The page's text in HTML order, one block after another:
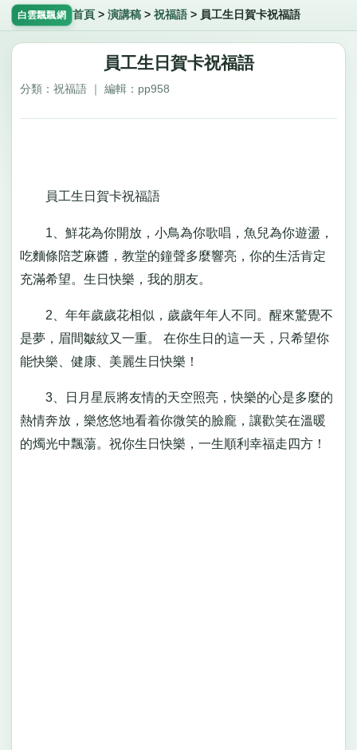
白雲飄飄網 首頁 > 演講稿> 祝福語> 員工生日賀卡祝福語
員工生日賀卡祝福語
分類：祝福語 ｜ 編輯：pp958
員工生日賀卡祝福語
1、鮮花為你開放，小鳥為你歌唱，魚兒為你遊盪，
吃麵條陪芝麻醬，教堂的鐘聲多麼響亮，你的生活肯定
充滿希望。生日快樂，我的朋友。
2、年年歲歲花相似，歲歲年年人不同。醒來驚覺不
是夢，眉間皺紋又一重。 在你生日的這一天，只希望你
能快樂、健康、美麗生日快樂！
3、日月星辰將友情的天空照亮，快樂的心是多麼的
熱情奔放，樂悠悠地看着你微笑的臉龐，讓歡笑在溫暖
的燭光中飄蕩。祝你生日快樂，一生順利幸福走四方！